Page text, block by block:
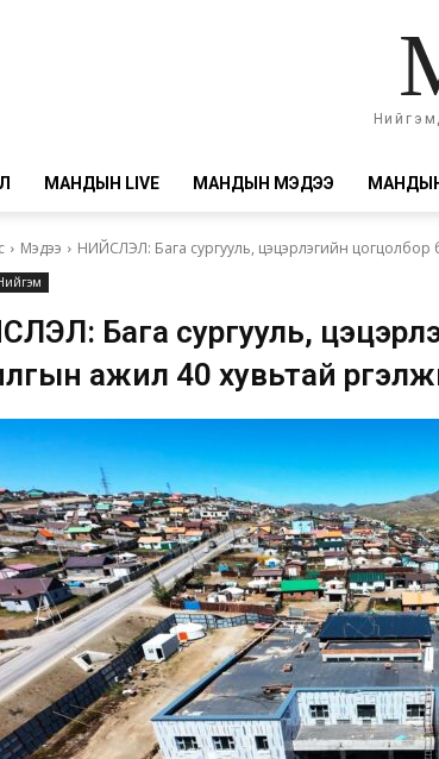
МАНДЫН LIVE МАНДЫН МЭДЭЭ
Мэдээ НИЙСЛЭЛ: Бага сургууль, цэцэрлэгийн
Бага сургууль,
ажил 40 хувьтай